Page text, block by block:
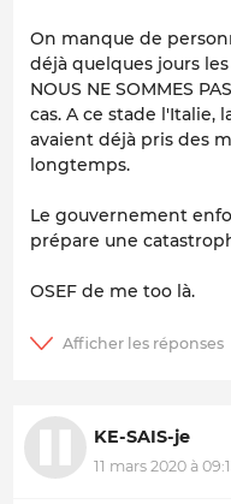
On manque de
déjà quelques jours
NOUS NE SOMMES
cas. A ce stade l'Italie,
avaient déjà pris des
longtemps.
Le gouvernement
prépare une
OSEF de me too là.
KE-SAIS-je
11 mars 2020 à